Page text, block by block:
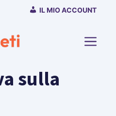
IL MIO ACCOUNT
MENU
sulla